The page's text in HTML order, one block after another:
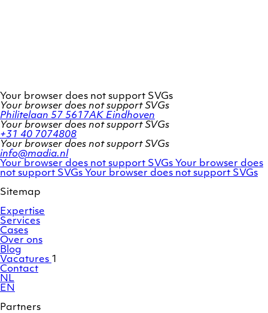
Your browser does not support SVGs
Your browser does not support SVGs
Philitelaan 57 5617AK Eindhoven
Your browser does not support SVGs
+31 40 7074808
Your browser does not support SVGs
info@madia.nl
Twitter
account
Your browser does not support SVGs LinkedIn
profile
Your browser does
not support SVGs Facebook
Your browser does not support SVGs
Sitemap
Expertise
Services
Cases
Over ons
Blog
Vacatures 1
Contact
NL
EN
Partners